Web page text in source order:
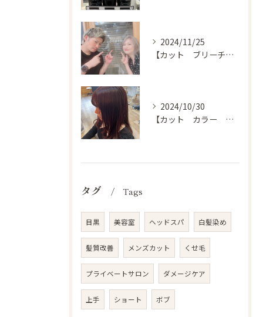
2024/11/25
【カット ブリーチ カラー トリートメント 目黒 美容室】
2024/10/30
【カット カラー トリートメント 目黒 美容室 スタイル】
タグ Tags
目黒 美容室 ヘッドスパ 白髪染め
髪質改善 メンズカット くせ毛
プライベートサロン ダメージケア
上手 ショート ボブ